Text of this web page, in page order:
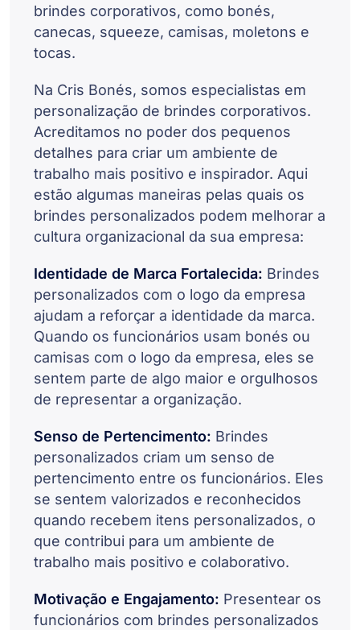
brindes corporativos, como bonés,
canecas, squeeze, camisas, moletons e
tocas.
Na Cris Bonés, somos especialistas em
personalização de brindes corporativos.
Acreditamos no poder dos pequenos
detalhes para criar um ambiente de
trabalho mais positivo e inspirador. Aqui
estão algumas maneiras pelas quais os
brindes personalizados podem melhorar a
cultura organizacional da sua empresa:
Identidade de Marca Fortalecida: Brindes
personalizados com o logo da empresa
ajudam a reforçar a identidade da marca.
Quando os funcionários usam bonés ou
camisas com o logo da empresa, eles se
sentem parte de algo maior e orgulhosos
de representar a organização.
Senso de Pertencimento: Brindes
personalizados criam um senso de
pertencimento entre os funcionários. Eles
se sentem valorizados e reconhecidos
quando recebem itens personalizados, o
que contribui para um ambiente de
trabalho mais positivo e colaborativo.
Motivação e Engajamento: Presentear os
funcionários com brindes personalizados